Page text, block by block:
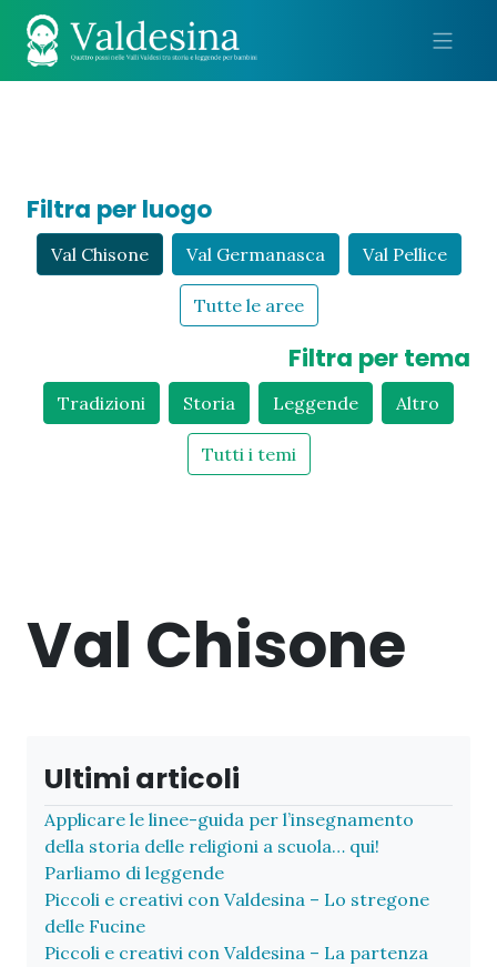
Filtra per luogo
Val Chisone Val Germanasca Val Pellice
Tutte le aree
Filtra per tema
Tradizioni Storia Leggende Altro
Tutti i temi
Val Chisone
Ultimi articoli
Applicare le linee-guida per l’insegnamento
della storia delle religioni a scuola… qui!
Parliamo di leggende
Piccoli e creativi con Valdesina – Lo stregone
delle Fucine
Piccoli e creativi con Valdesina – La partenza